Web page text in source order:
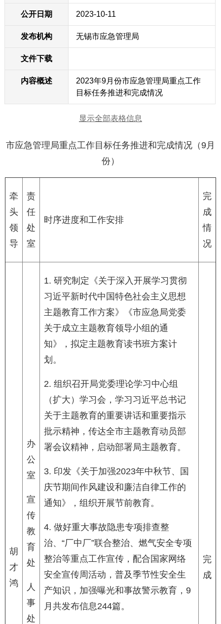
公开日期 2023-10-11
发布机构 无锡市应急管理局
文件下载
内容概述
2023年9月份市应急管理局重点工作
目标任务推进和完成情况
显示全部表格信息
市应急管理局重点工作目标任务推进和完成情况（9月
份）
牵
头
领
导
责
任
处
室
时序进度和工作安排
完
成
情
况
胡
才
鸿
办
公
室
宣
传
教
育
处
人
事
处
1. 研究制定《关于深入开展学习贯彻
习近平新时代中国特色社会主义思想
主题教育工作方案》《市应急局党委
关于成立主题教育领导小组的通
知》，拟定主题教育读书班方案计
划。
2. 组织召开局党委理论学习中心组
（扩大）学习会，学习习近平总书记
关于主题教育的重要讲话和重要指示
批示精神，传达全市主题教育动员部
署会议精神，启动部署局主题教育。
3. 印发《关于加强2023年中秋节、国
庆节期间作风建设和廉洁自律工作的
通知》，组织开展节前教育。
4. 做好重大事故隐患专项排查整
治、“厂中厂”联合整治、燃气安全专项
整治等重点工作宣传，配合国家网络
安全宣传周活动，普及季节性安全生
产知识，加强曝光和事故警示教育，9
月共发布信息244篇。
完
成